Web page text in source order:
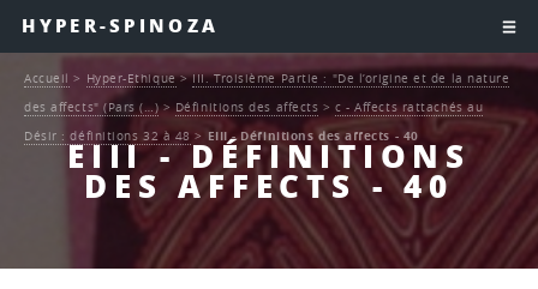
HYPER-SPINOZA
EIII - DÉFINITIONS
DES AFFECTS - 40
Accueil > Hyper-Ethique>III. Troisième Partie : "De l’origine et de la nature
des affects" (Pars (…)>Définitions des affects >c - Affects rattachés au
Désir : définitions 32 à 48 > EIII - Définitions des affects - 40